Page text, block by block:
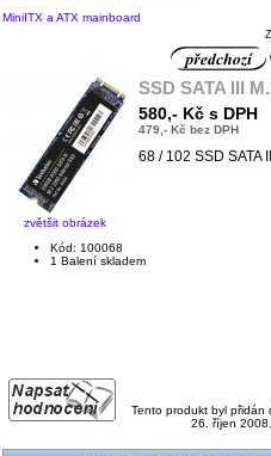
MiniITX a ATX mainboard
zvětšit obrázek
SSD SATA III
580,- Kč s DPH
479,- Kč bez DPH
68 / 102 SSD SATA
Kód: 100068
1 Balení skladem
Tento produkt byl přidán
26. říjen 2008.